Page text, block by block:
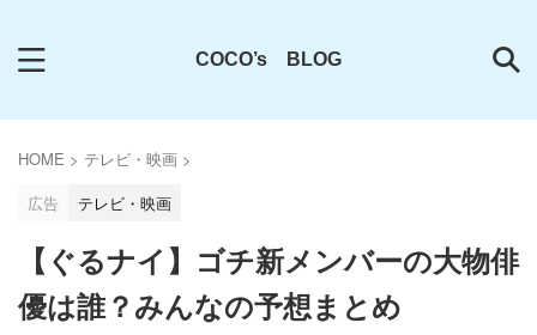
COCO’s BLOG
HOME > テレビ・映画 >
広告
テレビ・映画
【ぐるナイ】ゴチ新メンバーの大物俳
優は誰？みんなの予想まとめ